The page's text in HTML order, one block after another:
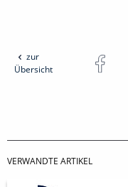
zur
Übersicht
VERWANDTE ARTIKEL